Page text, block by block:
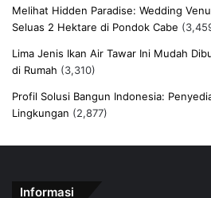
Melihat Hidden Paradise: Wedding
Seluas 2 Hektare di Pondok Cabe
Lima Jenis Ikan Air Tawar Ini Mudah
di Rumah (3,310)
Profil Solusi Bangun Indonesia:
Lingkungan (2,877)
Informasi